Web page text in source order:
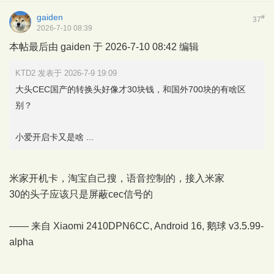
37#
gaiden
2026-7-10 08:39
本帖最后由 gaiden 于 2026-7-10 08:42 编辑
KTD2 发表于 2026-7-9 19:09
大头CEC国产的转换头好像才30块钱，和国外700块的有啥区
别？
小爱开启卡又是啥 ...
米家开机卡，淘宝自己搜，语音控制的，接入米家
30的头子应该只是屏蔽cec信号的
—— 来自 Xiaomi 2410DPN6CC, Android 16, 鹅球 v3.5.99-
alpha